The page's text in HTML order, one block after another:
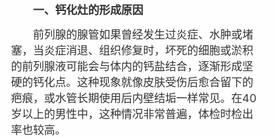
一、钙化灶的形成原因
前列腺的腺管如果曾经发生过炎症、水肿或堵
塞，当炎症消退、组织修复时，坏死的细胞或淤积
的前列腺液可能会与体内的钙盐结合，逐渐形成坚
硬的钙化点。这种现象就像皮肤受伤后愈合留下的
疤痕，或水管长期使用后内壁结垢一样常见。在40
岁以上的男性中，这种情况非常普遍，体检时检出
率也较高。